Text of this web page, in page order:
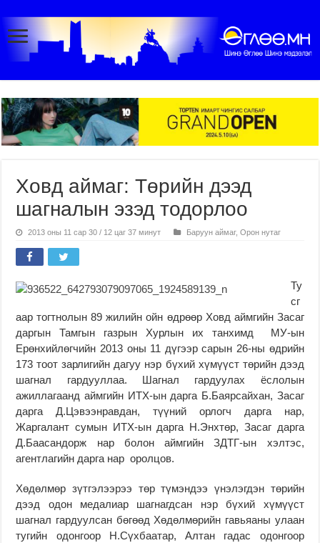
Ховд аймаг: Төрийн дээд
шагналын эзэд тодорлоо
2013 оны 11 сар 30 / 12 цаг 37 минут Баруун аймаг,Орон нутаг
Ту
сг
аар тогтнолын 89 жилийн ойн өдрөөр Ховд аймгийн Засаг
даргын Тамгын газрын Хурлын их танхимд МУ-ын
Ерөнхийлөгчийн 2013 оны 11 дүгээр сарын 26-ны өдрийн
173 тоот зарлигийн дагуу нэр бүхий хүмүүст төрийн дээд
шагнал гардууллаа. Шагнал гардуулах ёслолын
ажиллагаанд аймгийн ИТХ-ын дарга Б.Баярсайхан, Засаг
дарга Д.Цэвээнравдан, түүний орлогч дарга нар,
Жаргалант сумын ИТХ-ын дарга Н.Энхтөр, Засаг дарга
Д.Баасандорж нар болон аймгийн ЗДТГ-ын хэлтэс,
агентлагийн дарга нар оролцов.
Хөдөлмөр зүтгэлээрээ төр түмэндээ үнэлэгдэн төрийн
дээд одон медалиар шагнагдсан нэр бүхий хүмүүст
шагнал гардуулсан бөгөөд Хөдөлмөрийн гавьяаны улаан
тугийн одонгоор Н.Сүхбаатар, Алтан гадас одонгоор